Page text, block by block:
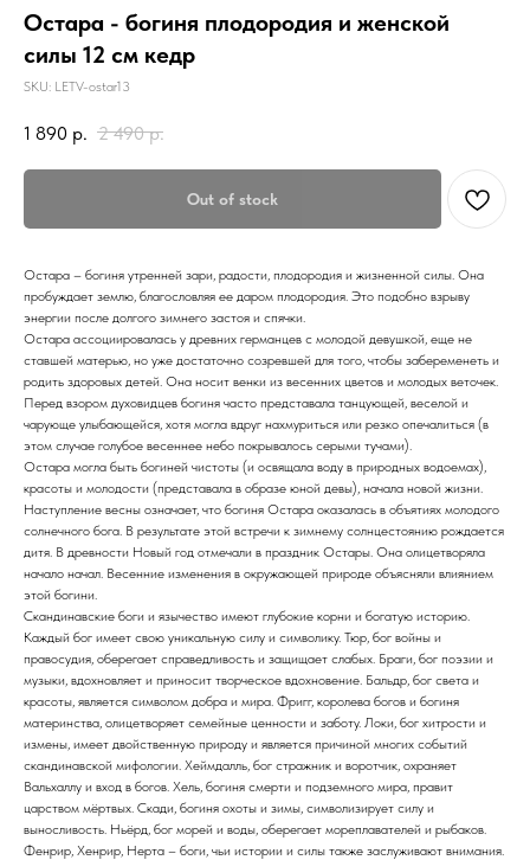
Остара - богиня плодородия и женской
силы 12 см кедр
SKU: LETV-ostar13
1 890 р. 2 490 р.
Out of stock
Остара – богиня утренней зари, радости, плодородия и жизненной силы. Она
пробуждает землю, благословляя ее даром плодородия. Это подобно взрыву
энергии после долгого зимнего застоя и спячки.
Остара ассоциировалась у древних германцев с молодой девушкой, еще не
ставшей матерью, но уже достаточно созревшей для того, чтобы забеременеть и
родить здоровых детей. Она носит венки из весенних цветов и молодых веточек.
Перед взором духовидцев богиня часто представала танцующей, веселой и
чарующе улыбающейся, хотя могла вдруг нахмуриться или резко опечалиться (в
этом случае голубое весеннее небо покрывалось серыми тучами).
Остара могла быть богиней чистоты (и освящала воду в природных водоемах),
красоты и молодости (представала в образе юной девы), начала новой жизни.
Наступление весны означает, что богиня Остара оказалась в объятиях молодого
солнечного бога. В результате этой встречи к зимнему солнцестоянию рождается
дитя. В древности Новый год отмечали в праздник Остары. Она олицетворяла
начало начал. Весенние изменения в окружающей природе объясняли влиянием
этой богини.
Скандинавские боги и язычество имеют глубокие корни и богатую историю.
Каждый бог имеет свою уникальную силу и символику. Тюр, бог войны и
правосудия, оберегает справедливость и защищает слабых. Браги, бог поэзии и
музыки, вдохновляет и приносит творческое вдохновение. Бальдр, бог света и
красоты, является символом добра и мира. Фригг, королева богов и богиня
материнства, олицетворяет семейные ценности и заботу. Локи, бог хитрости и
измены, имеет двойственную природу и является причиной многих событий
скандинавской мифологии. Хеймдалль, бог стражник и воротчик, охраняет
Вальхаллу и вход в богов. Хель, богиня смерти и подземного мира, правит
царством мёртвых. Скади, богиня охоты и зимы, символизирует силу и
выносливость. Ньёрд, бог морей и воды, оберегает мореплавателей и рыбаков.
Фенрир, Хенрир, Нерта – боги, чьи истории и силы также заслуживают внимания.